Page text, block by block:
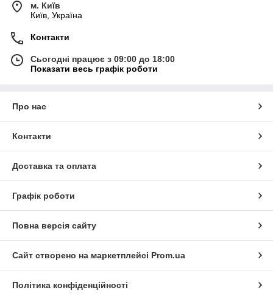
м. Київ
Київ, Україна
Контакти
Сьогодні працює з 09:00 до 18:00
Показати весь графік роботи
Про нас
Контакти
Доставка та оплата
Графік роботи
Повна версія сайту
Сайт створено на маркетплейсі Prom.ua
Політика конфіденційності